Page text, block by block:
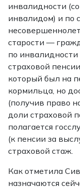
инвалидности
инвалидом) и по
старости —
по инвалидности
страховой
который был на
кормильца, но
(получив право
доли страховой
полагается
(к пенсии за
страховой стаж.
Как отметила
назначаются